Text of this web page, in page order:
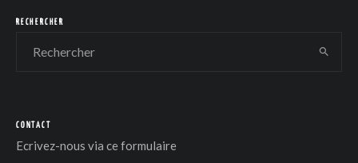
RECHERCHER
CONTACT
Ecrivez-nous via ce formulaire